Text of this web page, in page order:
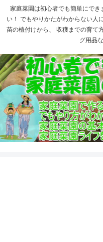
家庭菜園は初心者でも簡単にで
い！ でもやりかたがわからない人
苗の植付けから、 収穫までの育て
グ用品